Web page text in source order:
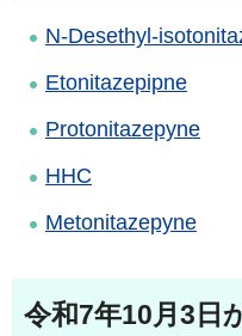
N-Desethyl-
Etonitazepipne
Protonitazepyne
HHC
Metonitazepyne
令和7年10月3日